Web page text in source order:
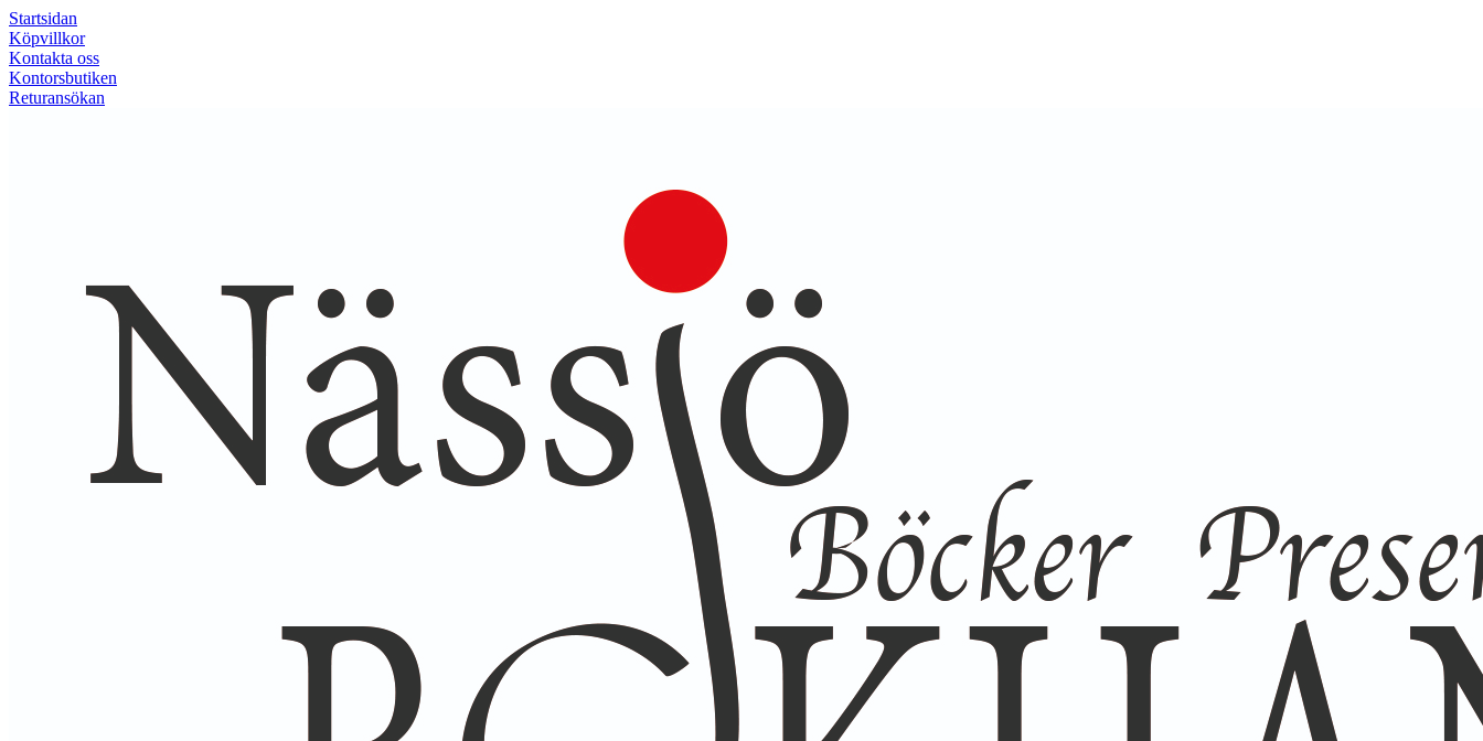
Startsidan
Köpvillkor
Kontakta oss
Kontorsbutiken
Returansökan